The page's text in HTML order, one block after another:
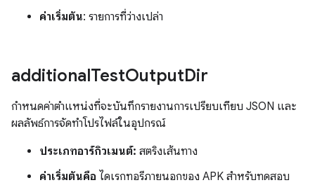
ค่าเริ่มต้น: รายการที่ว่างเปล่า
additionalTestOutputDir
กำหนดค่าตำแหน่งที่จะบันทึกรายงานการเปรียบเทียบ JSON และ
ผลลัพธ์การจัดทำโปรไฟล์ในอุปกรณ์
ประเภทอาร์กิวเมนต์: สตริงเส้นทาง
ค่าเริ่มต้นคือ ไดเรกทอรีภายนอกของ APK สำหรับทดสอบ